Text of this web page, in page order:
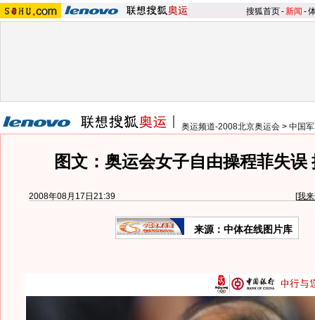
搜狐首页-新闻 -
奥运频道-2008北京奥运会 > 中国
图文：奥运会女子自由操程菲失误
2008年08月17日21:39 [我
来源：中体在线图片库